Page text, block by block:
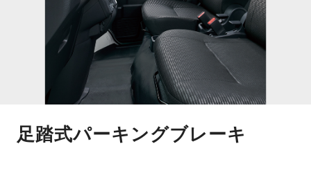
足踏式パーキングブレーキ